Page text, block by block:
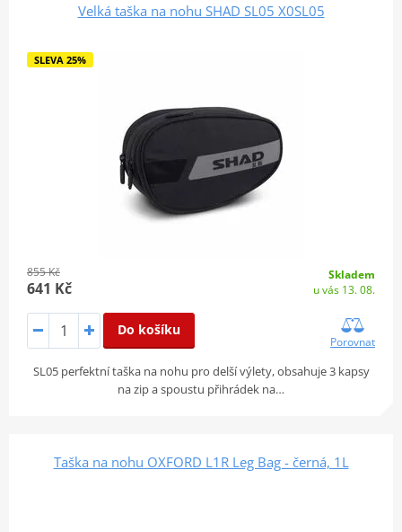
Velká taška na nohu SHAD SL05 X0SL05
SLEVA 25%
855 Kč
641 Kč
Skladem
u vás 13. 08.
Do košíku
Porovnat
SL05 perfektní taška na nohu pro delší výlety, obsahuje 3 kapsy
na zip a spoustu přihrádek na…
Taška na nohu OXFORD L1R Leg Bag - černá, 1L